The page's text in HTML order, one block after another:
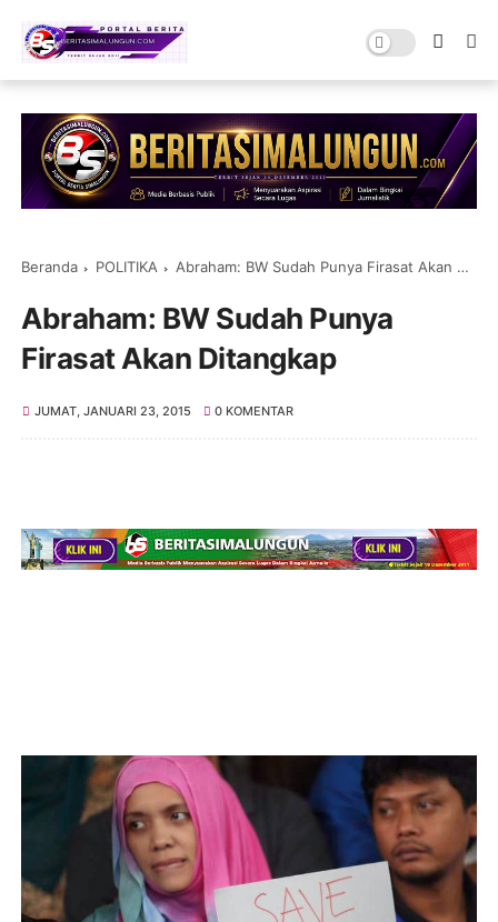
Beranda POLITIKA Abraham: BW Sudah Punya Firasat Akan Ditangkap
Abraham: BW Sudah Punya
Firasat Akan Ditangkap
JUMAT, JANUARI 23, 2015 0 KOMENTAR